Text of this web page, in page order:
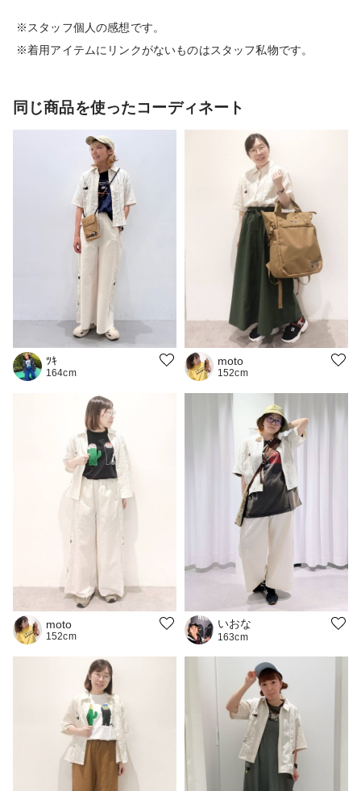
※スタッフ個人の感想です。
※着用アイテムにリンクがないものはスタッフ私物です。
同じ商品を使ったコーディネート
ﾂｷ
164cm
moto
152cm
moto
152cm
いおな
163cm